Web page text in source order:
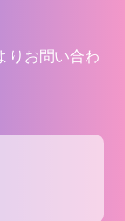
りお問い合わ